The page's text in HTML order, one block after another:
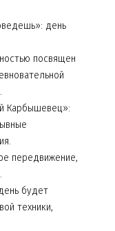
день
посвящен
Карбышевец»:
передвижение,
будет
техники,